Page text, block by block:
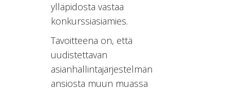
ylläpidosta vastaa
konkurssiasiamies.
Tavoitteena on, että
uudistettavan
asianhallintajärjestelmän
ansiosta muun muassa